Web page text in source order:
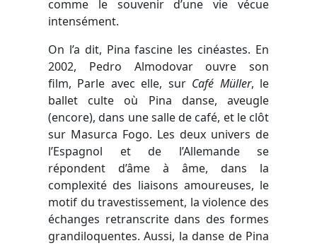
comme le souvenir d’une vie vécue
intensément.
On l’a dit, Pina fascine les cinéastes. En
2002, Pedro Almodovar ouvre son
film, Parle avec elle, sur Café Müller, le
ballet culte où Pina danse, aveugle
(encore), dans une salle de café, et le clôt
sur Masurca Fogo. Les deux univers de
l’Espagnol et de l’Allemande se
répondent d’âme à âme, dans la
complexité des liaisons amoureuses, le
motif du travestissement, la violence des
échanges retranscrite dans des formes
grandiloquentes. Aussi, la danse de Pina